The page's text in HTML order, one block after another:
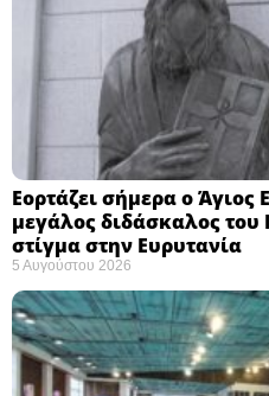
Εορτάζει σήμερα ο Άγιος
μεγάλος διδάσκαλος του
στίγμα στην Ευρυτανία
5 Αυγούστου 2026